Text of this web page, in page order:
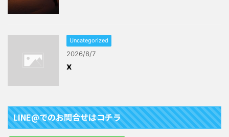
Uncategorized
2026/8/7
x
LINE@でのお問合せはコチラ